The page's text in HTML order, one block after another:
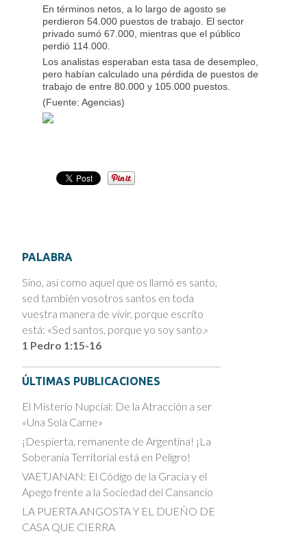
En términos netos, a lo largo de agosto se
perdieron 54.000 puestos de trabajo. El sector
privado sumó 67.000, mientras que el público
perdió 114.000.
Los analistas esperaban esta tasa de desempleo,
pero habían calculado una pérdida de puestos de
trabajo de entre 80.000 y 105.000 puestos.
(Fuente: Agencias)
PALABRA
Sino, así como aquel que os llamó es santo,
sed también vosotros santos en toda
vuestra manera de vivir, porque escrito
está: «Sed santos, porque yo soy santo.»
1 Pedro 1:15-16
ÚLTIMAS PUBLICACIONES
El Misterio Nupcial: De la Atracción a ser
«Una Sola Carne»
¡Despierta, remanente de Argentina! ¡La
Soberanía Territorial está en Peligro!
VAETJANAN: El Código de la Gracia y el
Apego frente a la Sociedad del Cansancio
LA PUERTA ANGOSTA Y EL DUEÑO DE
CASA QUE CIERRA